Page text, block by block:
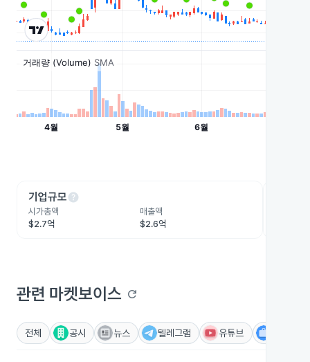
기업규모help
시가총액
$2.7억
매출액
$2.6억
관련 마켓보이스 refresh
전체 공시 뉴스 텔레그램 유튜브